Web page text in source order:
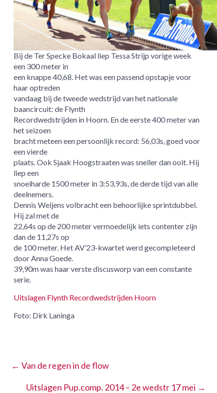
Bij de Ter Specke Bokaal liep Tessa Strijp vorige week
een 300 meter in
een knappe 40,68. Het was een passend opstapje voor
haar optreden
vandaag bij de tweede wedstrijd van het nationale
baancircuit: de Flynth
Recordwedstrijden in Hoorn. En de eerste 400 meter van
het seizoen
bracht meteen een persoonlijk record: 56,03s, goed voor
een vierde
plaats. Ook Sjaak Hoogstraaten was sneller dan ooit. Hij
liep een
snoeiharde 1500 meter in 3:53,93s, de derde tijd van alle
deelnemers.
Dennis Weijens volbracht een behoorlijke sprintdubbel.
Hij zal met de
22,64s op de 200 meter vermoedelijk iets contenter zijn
dan de 11,27s op
de 100 meter. Het AV’23-kwartet werd gecompleteerd
door Anna Goede.
39,90m was haar verste discusworp van een constante
serie.
Uitslagen Flynth Recordwedstrijden Hoorn
Foto: Dirk Laninga
← Van de regen in de flow
Uitslagen Pup.comp. 2014 – 2e wedstr 17 mei →